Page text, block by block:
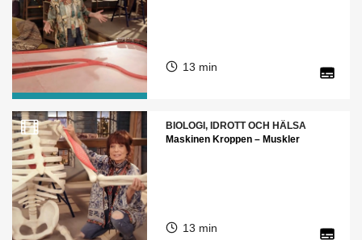
13 min
BIOLOGI, IDROTT OCH HÄLSA
Maskinen Kroppen – Muskler
13 min